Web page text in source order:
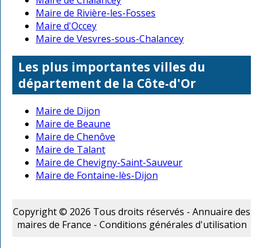
Maire de Rivière-les-Fosses
Maire d'Occey
Maire de Vesvres-sous-Chalancey
Les plus importantes villes du
département de la Côte-d'Or
Maire de Dijon
Maire de Beaune
Maire de Chenôve
Maire de Talant
Maire de Chevigny-Saint-Sauveur
Maire de Fontaine-lès-Dijon
Copyright © 2026 Tous droits réservés - Annuaire des
maires de France - Conditions générales d'utilisation